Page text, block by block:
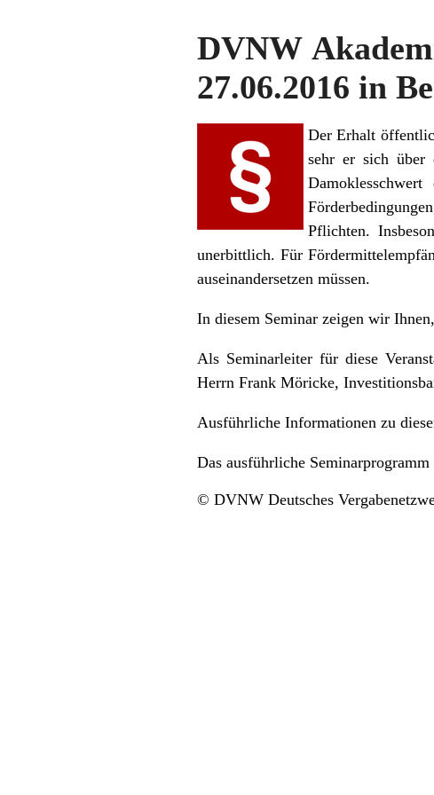
DVNW
27.06.2016 in
Der Erhalt
sehr er sich über
Pflichten.
unerbittlich. Für
auseinandersetzen müssen.
In diesem Seminar zeigen wir
Als Seminarleiter für diese
Herrn Frank Möricke,
Ausführliche Informationen zu
Das ausführliche